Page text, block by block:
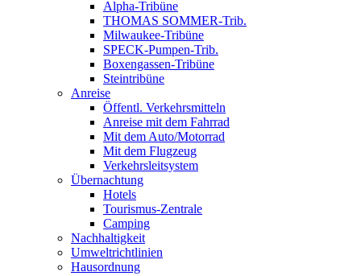
Alpha-Tribüne
THOMAS SOMMER-Trib.
Milwaukee-Tribüne
SPECK-Pumpen-Trib.
Boxengassen-Tribüne
Steintribüne
Anreise
Öffentl. Verkehrsmitteln
Anreise mit dem Fahrrad
Mit dem Auto/Motorrad
Mit dem Flugzeug
Verkehrsleitsystem
Übernachtung
Hotels
Tourismus-Zentrale
Camping
Nachhaltigkeit
Umweltrichtlinien
Hausordnung